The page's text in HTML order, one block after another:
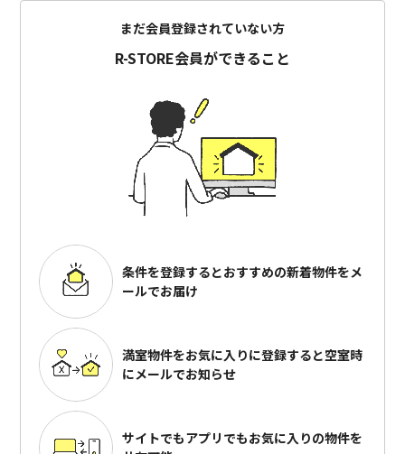
まだ会員登録されていない方
R-STORE会員ができること
条件を登録するとおすすめの新着物件をメ
ールでお届け
満室物件をお気に入りに登録すると空室時
にメールでお知らせ
サイトでもアプリでもお気に入りの物件を